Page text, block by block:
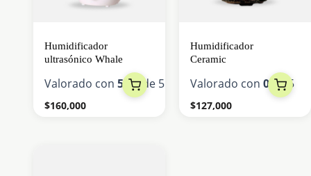
Humidificador
ultrasónico Whale
Valorado con 5.00de 5
$160,000
Humidificador
Ceramic
Valorado con 0de 5
$127,000